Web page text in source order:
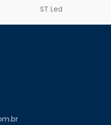
ST Led